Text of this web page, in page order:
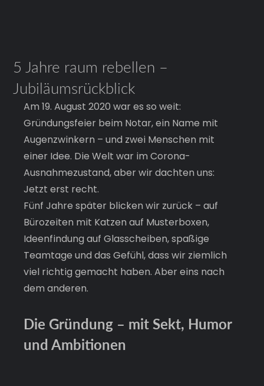
5 Jahre raum rebellen –
Jubiläumsrückblick
Am 19. August 2020 war es so weit:
Gründungsfeier beim Notar, ein Name mit
Augenzwinkern – und zwei Menschen mit
einer Idee. Die Welt war im Corona-
Ausnahmezustand, aber wir dachten uns:
Jetzt erst recht.
Fünf Jahre später blicken wir zurück – auf
Bürozeiten mit Katzen auf Musterboxen,
Ideenfindung auf Glasscheiben, spaßige
Teamtage und das Gefühl, dass wir ziemlich
viel richtig gemacht haben. Aber eins nach
dem anderen.
Die Gründung – mit Sekt, Humor
und Ambitionen